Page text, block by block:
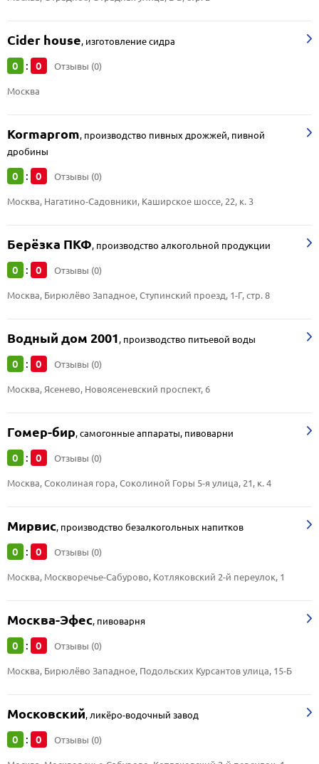
Cider house, изготовление сидра
0 : 0 Отзывы (0)
Москва
Kormaprom, производство пивных дрожжей, пивной
дробины
0 : 0 Отзывы (0)
Москва, Нагатино-Садовники, Каширское шоссе, 22, к. 3
Берёзка ПКФ, производство алкогольной продукции
0 : 0 Отзывы (0)
Москва, Бирюлёво Западное, Ступинский проезд, 1-Г, стр. 8
Водный дом 2001, производство питьевой воды
0 : 0 Отзывы (0)
Москва, Ясенево, Новоясеневский проспект, 6
Гомер-бир,самогонные аппараты, пивоварни
0 : 0 Отзывы (0)
Москва, Соколиная гора, Соколиной Горы 5-я улица, 21, к. 4
Мирвис, производство безалкогольных напитков
0 : 0 Отзывы (0)
Москва, Москворечье-Сабурово, Котляковский 2-й переулок, 1
Москва-Эфес, пивоварня
0 : 0 Отзывы (0)
Москва, Бирюлёво Западное, Подольских Курсантов улица, 15-Б
Московский,ликёро-водочный завод
0 : 0 Отзывы (0)